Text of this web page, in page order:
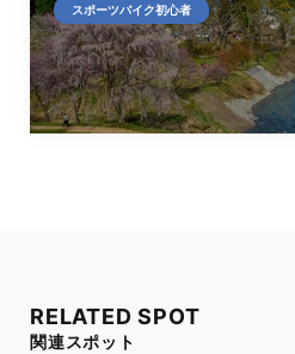
スポーツバイク初心者
RELATED SPOT
関連スポット